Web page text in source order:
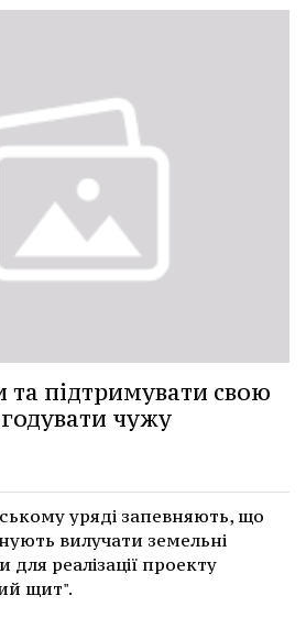
та підтримувати свою
чужу
уряді запевняють, що
вилучати земельні
для реалізації проекту
щит".